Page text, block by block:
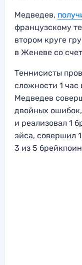
Медведев,
французскому
втором круге
в Женеве со
Теннисисты
сложности 1 час
Медведев
двойных
и реализовал 1
эйса, совершил
3 из 5